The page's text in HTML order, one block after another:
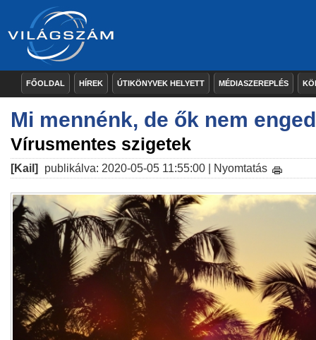
FŐOLDAL HÍREK ÚTIKÖNYVEK HELYETT MÉDIASZEREPLÉS
Mi mennénk, de ők nem
Vírusmentes szigetek
[Kail] publikálva: 2020-05-05 11:55:00 | Nyomtatás